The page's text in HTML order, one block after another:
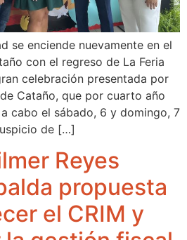
se enciende nuevamente en el
con el regreso de La Feria
celebración presentada por
Cataño, que por cuarto año
cabo el sábado, 6 y domingo, 7
de […]
Reyes
propuesta
el CRIM y